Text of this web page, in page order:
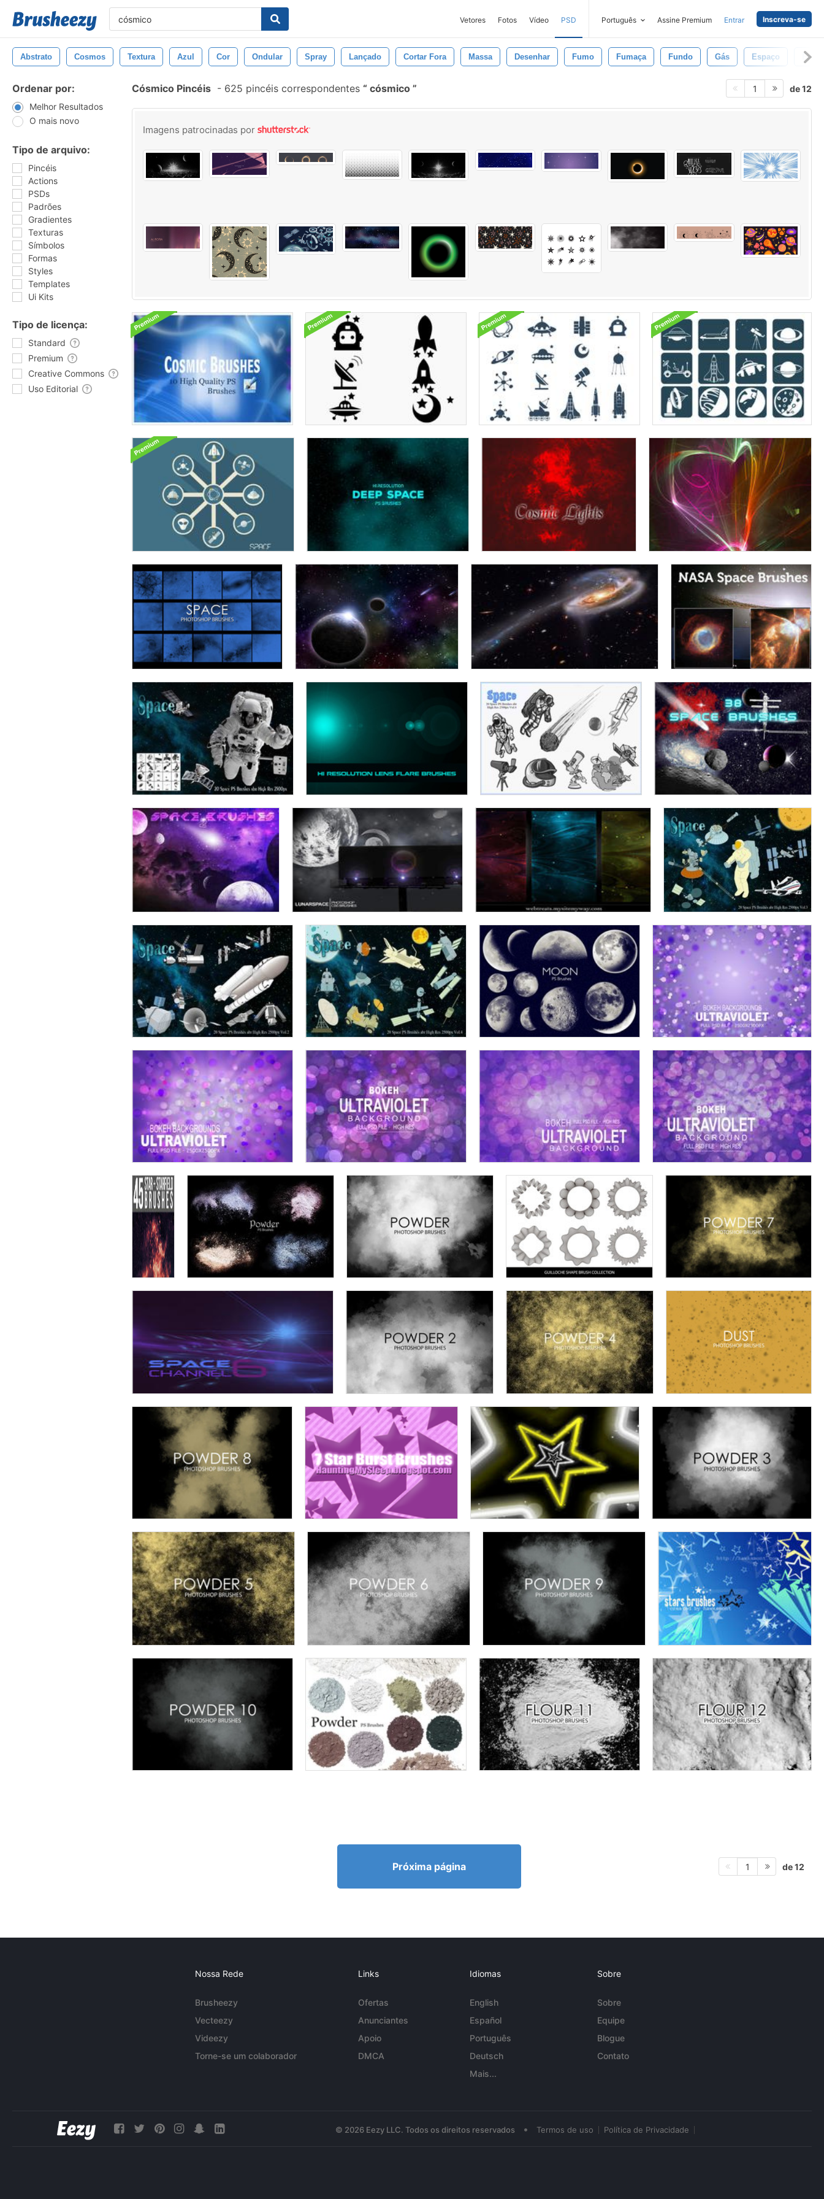
Vetores Fotos Vídeo PSD Português Assine Premium Entrar Inscreva-se
Abstrato Cosmos Textura Azul Cor Ondular Spray Lançado Cortar Fora Massa Desenhar Fumo Fumaça Fundo Gás Espaço
Ordenar por:
Melhor Resultados
O mais novo
Tipo de arquivo:
Pincéis
Actions
PSDs
Padrões
Gradientes
Texturas
Símbolos
Formas
Styles
Templates
Ui Kits
Tipo de licença:
Standard
Premium
Creative Commons
Uso Editorial
Cósmico Pincéis - 625 pincéis correspondentes cósmico 1 de 12
Imagens patrocinadas por
Próxima página 1 de 12
Nossa Rede
Brusheezy
Vecteezy
Videezy
Torne-se um colaborador
Links
Ofertas
Anunciantes
Apoio
DMCA
Idiomas
English
Español
Português
Deutsch
Mais...
Sobre
Sobre
Equipe
Blogue
Contato
© 2026 Eezy LLC. Todos os direitos reservados • Termos de uso Política de Privacidade